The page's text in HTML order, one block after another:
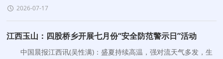
财产安全，近期，樟村镇聚焦重点领域、关键环节，全面开展
2026-07-17
江西玉山：四股桥乡开展七月份“安全防范警示日”活动
中国晨报江西讯(吴性满)：盛夏持续高温，强对流天气多发，生